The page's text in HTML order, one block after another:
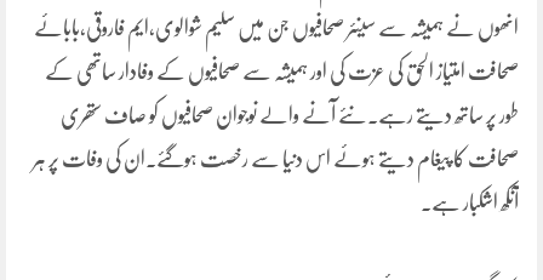
انھوں نے ہمیشہ سے سینئر صحافیوں جن میں سلیم شوالوی،ایم فاروقی،بابائے
صحافت امتیاز الحق کی عزت کی اور ہمیشہ سے صحافیوں کے وفادار ساتھی کے
طور پر ساتھ دیتے رہے۔نئے آنے والے نوجوان صحافیوں کو صاف ستھری
صحافت کا پیغام دیتے ہوئے اس دنیا سے رخصت ہوگئے۔ان کی وفات پر ہر
آنکھ اشکبار ہے۔